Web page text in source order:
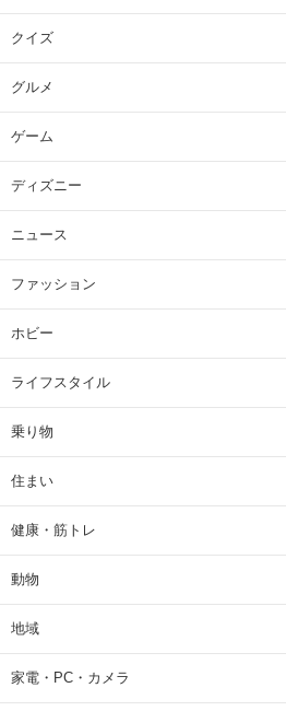
クイズ
グルメ
ゲーム
ディズニー
ニュース
ファッション
ホビー
ライフスタイル
乗り物
住まい
健康・筋トレ
動物
地域
家電・PC・カメラ